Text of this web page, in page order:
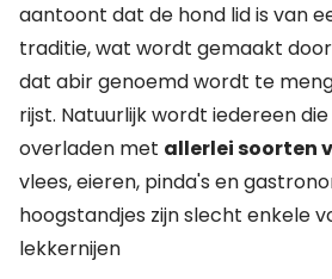
aantoont dat de hond lid is van
traditie, wat wordt gemaakt
dat abir genoemd wordt te
rijst. Natuurlijk wordt iedereen
overladen met allerlei soorten
vlees, eieren, pinda's en
hoogstandjes zijn slecht enkele
lekkernijen